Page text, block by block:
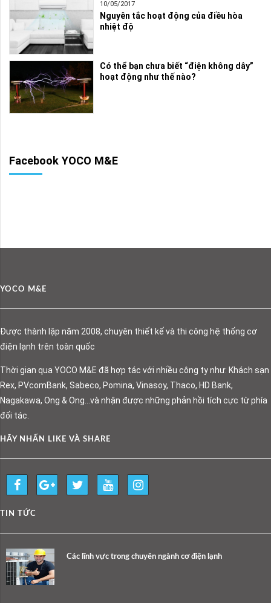
10/05/2017
Nguyên tắc hoạt động của điều hòa
nhiệt độ
Có thể bạn chưa biết “điện không dây”
hoạt động như thế nào?
Facebook YOCO M&E
YOCO M&E
Được thành lập năm 2008, chuyên thiết kế và thi công hệ thống cơ
điện lạnh trên toàn quốc
Thời gian qua YOCO M&E đã hợp tác với nhiều công ty như: Khách sạn
Rex, PVcomBank, Sabeco, Pomina, Vinasoy, Thaco, HD Bank,
Nagakawa, Ong & Ong…và nhận được những phản hồi tích cực từ phía
đối tác.
HÃY NHẤN LIKE VÀ SHARE
TIN TỨC
Các lĩnh vực trong chuyên ngành cơ điện lạnh